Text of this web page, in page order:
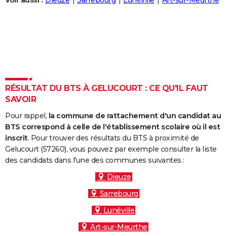
Carte de Noël
Carte Bonne année
Carte Saint-Valentin
Carte Pâques
Carte d'anniversaire
Dictionnaire
Biographies
Citations
Expressions
Proverbes
PROGRAMME TV
COPAINS D'AVANT
S'inscrire
Se connecter
Lycées
Collèges
Primaires
Universités
Entreprises
Service militaire
Avis de recherche
AVIS DE DÉCÈS
RÉSULTAT DU BTS À GELUCOURT : CE QU'IL FAUT
SAVOIR
Pour rappel, la commune de rattachement d'un candidat au
BTS correspond à celle de l'établissement scolaire où il est
inscrit. Pour trouver des résultats du BTS à proximité de
Gelucourt (57260), vous pouvez par exemple consulter la liste
des candidats dans l'une des communes suivantes :
Dieuze
Sarrebourg
Lunéville
Art-sur-Meurthe